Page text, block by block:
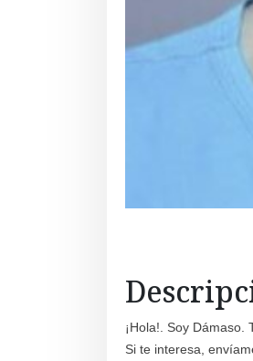
¡Hola!. Soy
Si te interesa,